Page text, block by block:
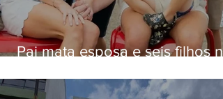
Pai mata esposa e seis filhos